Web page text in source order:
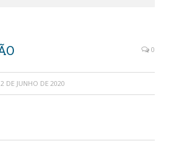
0
DE JUNHO DE 2020